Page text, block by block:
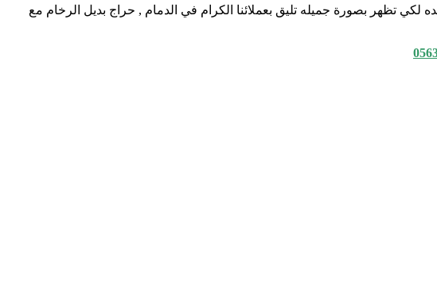
لكي تظهر بصورة جميله تليق بعملائنا الكرام في الدمام , حراج بديل الرخام مع